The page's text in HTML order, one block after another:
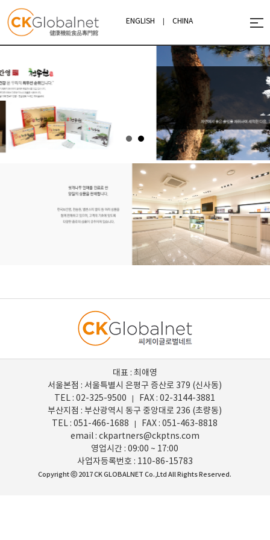
ENGLISH CHINA
대표 : 최애영
서울본점 : 서울특별시 은평구 증산로 379 (신사동)
TEL : 02-325-9500
FAX : 02-3144-3881
부산지점 : 부산광역시 동구 중앙대로 236 (초량동)
TEL : 051-466-1688
FAX : 051-463-8818
email : ckpartners@ckptns.com
영업시간 : 09:00 ~ 17:00
사업자등록번호 : 110-86-15783
Copyright ⓒ 2017 CK GLOBALNET Co.,Ltd All Rights Reserved.